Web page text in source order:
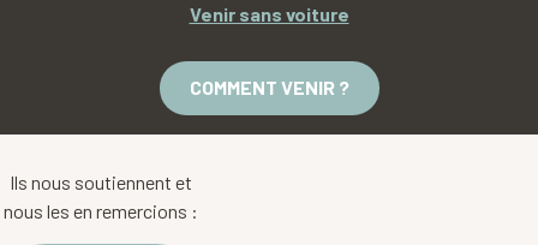
Venir sans voiture
COMMENT VENIR ?
Ils nous soutiennent et
nous les en remercions :